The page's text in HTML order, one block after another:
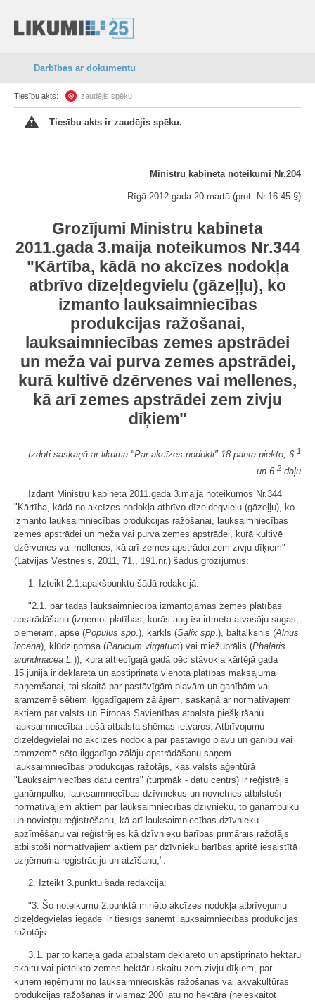
Darbības ar dokumentu
Tiesību akts: zaudējis spēku
Tiesību akts ir zaudējis spēku.
Ministru kabineta noteikumi Nr.204
Rīgā 2012.gada 20.martā (prot. Nr.16 45.§)
Grozījumi Ministru kabineta
2011.gada 3.maija noteikumos Nr.344
"Kārtība, kādā no akcīzes nodokļa
atbrīvo dīzeļdegvielu (gāzeļļu), ko
izmanto lauksaimniecības
produkcijas ražošanai,
lauksaimniecības zemes apstrādei
un meža vai purva zemes apstrādei,
kurā kultivē dzērvenes vai mellenes,
kā arī zemes apstrādei zem zivju
dīķiem"
Izdoti saskaņā ar likuma "Par akcīzes nodokli" 18.panta piekto, 6. 1
un 6. 2 daļu
Izdarīt Ministru kabineta 2011.gada 3.maija noteikumos Nr.344
"Kārtība, kādā no akcīzes nodokļa atbrīvo dīzeļdegvielu (gāzeļļu), ko
izmanto lauksaimniecības produkcijas ražošanai, lauksaimniecības
zemes apstrādei un meža vai purva zemes apstrādei, kurā kultivē
dzērvenes vai mellenes, kā arī zemes apstrādei zem zivju dīķiem"
(Latvijas Vēstnesis, 2011, 71., 191.nr.) šādus grozījumus:
1. Izteikt 2.1.apakšpunktu šādā redakcijā:
"2.1. par tādas lauksaimniecībā izmantojamās zemes platības
apstrādāšanu (izņemot platības, kurās aug īscirtmeta atvasāju sugas,
piemēram, apse (Populus spp .), kārkls (Salix spp .), baltalksnis (Alnus
incana), klūdziņprosa (Panicum virgatum) vai miežubrālis (Phalaris
arundinacea L. )), kura attiecīgajā gadā pēc stāvokļa kārtējā gada
15.jūnijā ir deklarēta un apstiprināta vienotā platības maksājuma
saņemšanai, tai skaitā par pastāvīgām pļavām un ganībām vai
aramzemē sētiem ilggadīgajiem zālājiem, saskaņā ar normatīvajiem
aktiem par valsts un Eiropas Savienības atbalsta piešķiršanu
lauksaimniecībai tiešā atbalsta shēmas ietvaros . Atbrīvojumu
dīzeļdegvielai no akcīzes nodokļa par pastāvīgo pļavu un ganību vai
aramzemē sēto ilggadīgo zālāju apstrādāšanu saņem
lauksaimniecības produkcijas ražotājs, kas valsts aģentūrā
"Lauksaimniecības datu centrs" (turpmāk - datu centrs) ir reģistrējis
ganāmpulku, lauksaimniecības dzīvniekus un novietnes atbilstoši
normatīvajiem aktiem par lauksaimniecības dzīvnieku, to ganāmpulku
un novietņu reģistrēšanu, kā arī lauksaimniecības dzīvnieku
apzīmēšanu vai reģistrējies kā dzīvnieku barības primārais ražotājs
atbilstoši normatīvajiem aktiem par dzīvnieku barības apritē iesaistītā
uzņēmuma reģistrāciju un atzīšanu;".
2. Izteikt 3.punktu šādā redakcijā:
"3. Šo noteikumu 2. punktā minēto akcīzes nodokļa atbrīvojumu
dīzeļdegvielas iegādei ir tiesīgs saņemt lauksaimniecības produkcijas
ražotājs:
3.1. par to kārtējā gada atbalstam deklarēto un apstiprināto hektāru
skaitu vai pieteikto zemes hektāru skaitu zem zivju dīķiem, par
kuriem ieņēmumi no lauksaimnieciskās ražošanas vai akvakultūras
produkcijas ražošanas ir vismaz 200 latu no hektāra (neieskaitot